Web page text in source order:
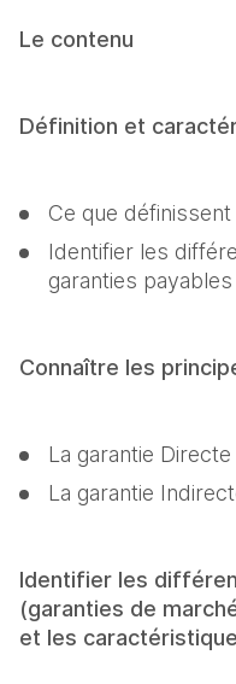
Le contenu
Définition et
Ce que
Identifier les
garanties
Connaître les
​​​​​​La garantie Directe
La garantie
Identifier les
(garanties de
et les